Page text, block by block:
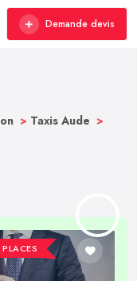
Demande devis
> Taxis Aude >